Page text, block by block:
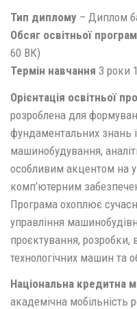
Тип диплому – Диплом
Обсяг освітньої
60 ВК)
Термін навчання 3 роки
Орієнтація освітньої
розроблена для
фундаментальних знань
машинобудування,
особливим акцентом на
комп’ютерним
Програма охоплює
управління
проєктування, розробки,
технологічних машин та
Національна кредитна
академічна мобільність